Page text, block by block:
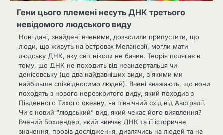
Гени цього племені несуть ДНК третього
невідомого людського виду
Нові дані, знайдені вченими, дозволили припустити, що
люди, що живуть на островах Меланезії, могли мати
людську ДНК, яку світ ніколи не бачив. Теорія полягає в
тому, що ДНК не походить від неандертальця чи
денісовську (це два найдавніших види, з якими ми
найбільше співвідносимо людей). Вчені вважають, що вони
походять з нового нерозкритого виду, який походив з
Південного Тихого океану, на північний схід від Австралії.
Чи є новий “людський” вид, який чекає його виявлення?
Вчений Бохлендер, який вивчає ДНК та її історичне
значення, провів дослідження, дивлячись на людей та на